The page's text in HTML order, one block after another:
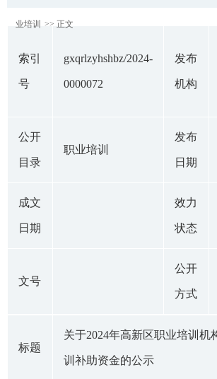
业培训 >> 正文
索引
号
gxqrlzyhshbz/2024-
0000072
发布
机构
公开
目录
职业培训
发布
日期
成文
日期
效力
状态
文号
公开
方式
标题
关于2024年高新区职业培训机
训补助资金的公示